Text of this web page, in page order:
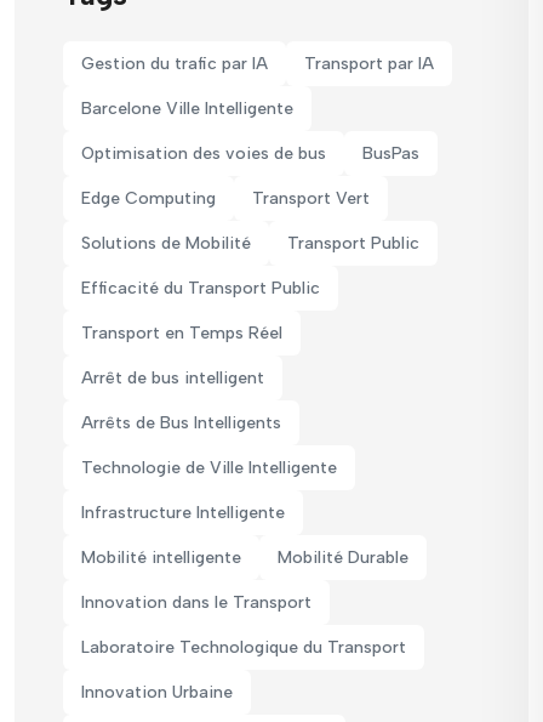
Gestion du trafic par IA Transport par IA
Barcelone Ville Intelligente
Optimisation des voies de bus BusPas
Edge Computing Transport Vert
Solutions de Mobilité Transport Public
Efficacité du Transport Public
Transport en Temps Réel
Arrêt de bus intelligent
Arrêts de Bus Intelligents
Technologie de Ville Intelligente
Infrastructure Intelligente
Mobilité intelligente Mobilité Durable
Innovation dans le Transport
Laboratoire Technologique du Transport
Innovation Urbaine